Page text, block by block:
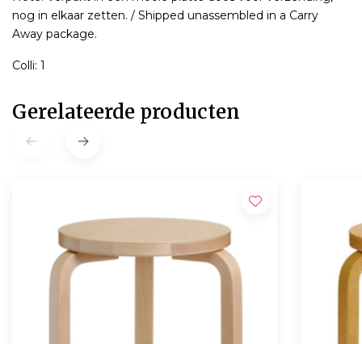
nog in elkaar zetten. / Shipped unassembled in a Carry
Away package.
Colli: 1
Gerelateerde producten